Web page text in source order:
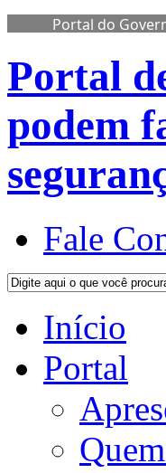
Portal do
Portal
podem
Fale
Início
Portal